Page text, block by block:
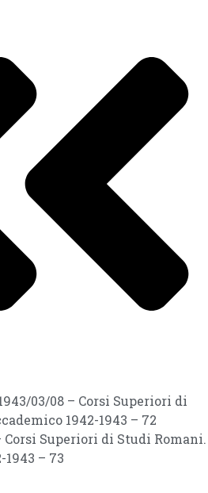
03/08 – Corsi Superiori di
1942-1943 – 72
Corsi Superiori di Studi Romani.
– 73